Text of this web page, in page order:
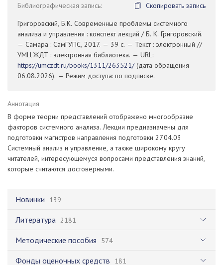
Новинки 139
Литература 2181
Методические пособия 574
Фонды оценочных средств 181
Библиографическая запись:
Скопировать запись
Григоровский, Б.К. Современные проблемы системного
анализа и управления : конспект лекций / Б. К. Григоровский.
— Самара : СамГУПС, 2017. — 39 с. — Текст : электронный //
УМЦ ЖДТ : электронная библиотека. — URL:
https://umczdt.ru/books/1311/263521/(дата обращения
06.08.2026). — Режим доступа: по подписке.
Аннотация
В форме теории представлений отображено многообразие
факторов системного анализа. Лекции предназначены для
подготовки магистров направления подготовки 27.04.03
Системный анализ и управление, а также широкому кругу
читателей, интересующемуся вопросами представления знаний,
которые считаются достоверными.